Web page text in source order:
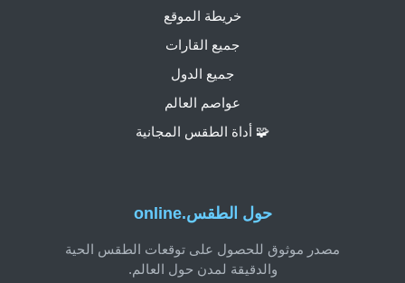
حول الطقس.online
مصدر موثوق للحصول على توقعات الطقس الحية
والدقيقة لمدن حول العالم.
خريطة الموقع
جميع القارات
جميع الدول
عواصم العالم
🧩 أداة الطقس المجانية